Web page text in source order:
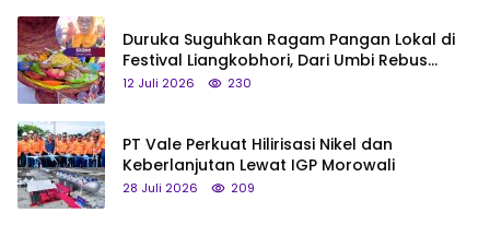
Duruka Suguhkan Ragam Pangan Lokal di
Festival Liangkobhori, Dari Umbi Rebus
hingga Tumpeng Beras Muna
12 Juli 2026 230
PT Vale Perkuat Hilirisasi Nikel dan
Keberlanjutan Lewat IGP Morowali
28 Juli 2026 209